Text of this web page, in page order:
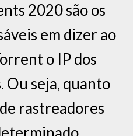
2020 são os
em dizer ao
o IP dos
Ou seja, quanto
rastreadores